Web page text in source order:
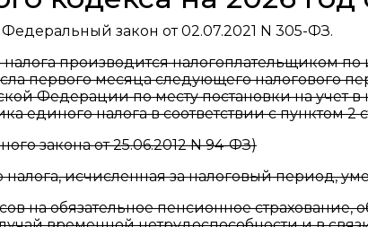
закон от 02.07.2021 N 305-ФЗ.
налога производится налогоплательщиком
первого месяца следующего налогового
Федерации по месту постановки на учет в
единого налога в соответствии с пунктом 2
закона от 25.06.2012 N 94-ФЗ)
исчисленная за налоговый период,
на обязательное пенсионное страхование,